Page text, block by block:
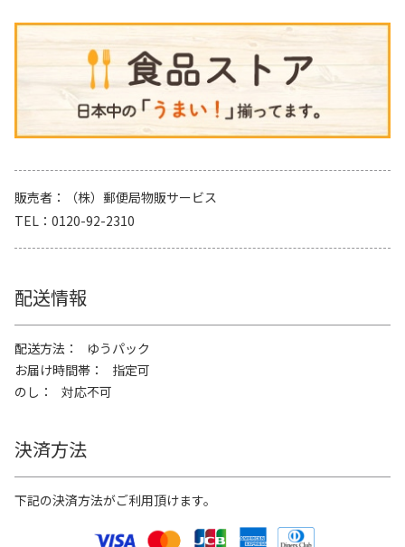
販売者
（株）郵便局物販サービス
TEL
0120-92-2310
配送情報
配送方法
ゆうパック
お届け時間帯
指定可
のし
対応不可
決済方法
下記の決済方法がご利用頂けます。